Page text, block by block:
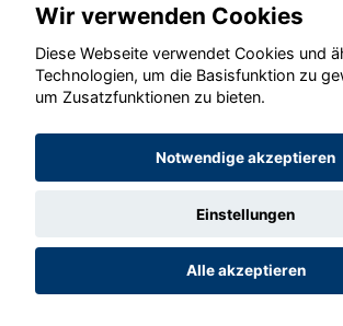
© konjunkturmotor.de GmbH
Wir verwenden Cookies
Diese Webseite verwendet Cookies und
Technologien, um die Basisfunktion zu
um Zusatzfunktionen zu bieten.
Notwendige akzeptieren
Einstellungen
Alle akzeptieren